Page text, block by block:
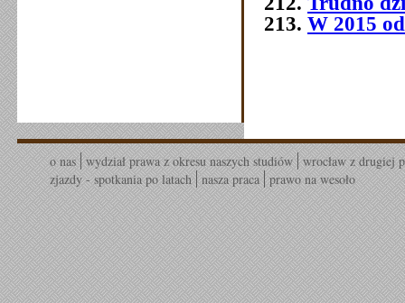
W 2015
o nas wydział prawa z okresu naszych studiów wrocław z drugiej
zjazdy - spotkania po latach nasza praca prawo na wesoło